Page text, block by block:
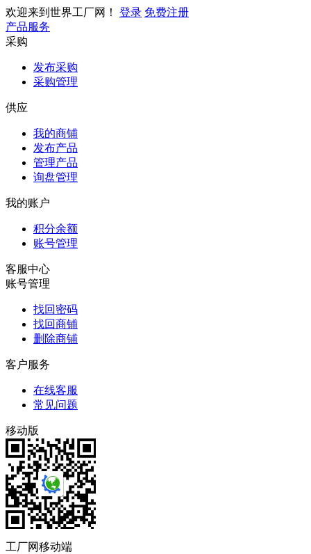
欢迎来到世界工厂网！ 登录 免费注册
产品服务
采购
发布采购
采购管理
供应
我的商铺
发布产品
管理产品
询盘管理
我的账户
积分余额
账号管理
客服中心
账号管理
找回密码
找回商铺
删除商铺
客户服务
在线客服
常见问题
移动版
工厂网移动端